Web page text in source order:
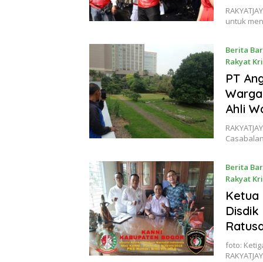
untuk
Berita
Rakyat
8 August
PT
Ahli
Berita
Rakyat
31 July
Ketua
foto: